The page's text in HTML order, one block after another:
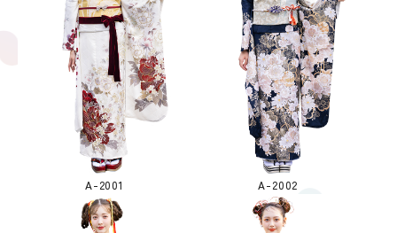
A-2001 A-2002